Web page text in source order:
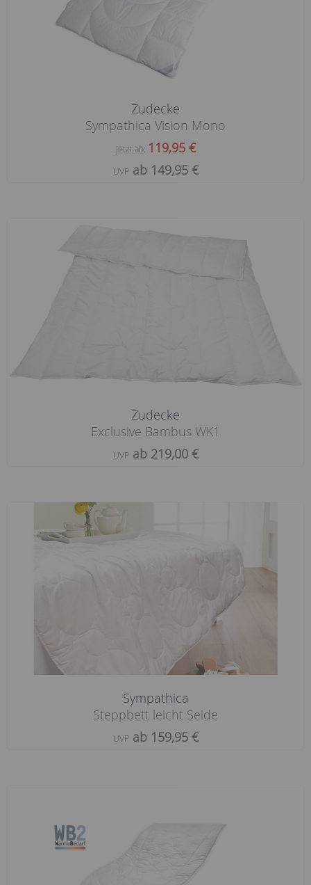
Zudecke
Sympathica Vision Mono
Jetzt ab: 119,95 €
UVPab 149,95 €
Zudecke
Exclusive Bambus WK1
UVPab 219,00 €
Sympathica
Steppbett leicht Seide
UVPab 159,95 €